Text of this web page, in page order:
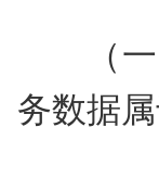
（
务数据